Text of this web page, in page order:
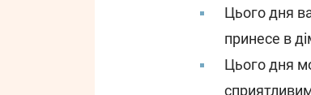
Цього дня
принесе в
Цього дня